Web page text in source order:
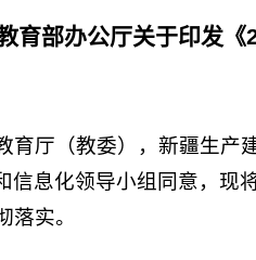
育部办公厅关于印发《
育厅（教委），新疆生产
信息化领导小组同意，现
落实。